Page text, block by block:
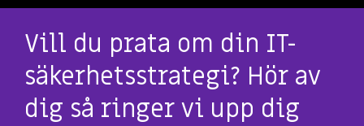
Vill du prata om din IT-
säkerhetsstrategi? Hör av
dig så ringer vi upp dig